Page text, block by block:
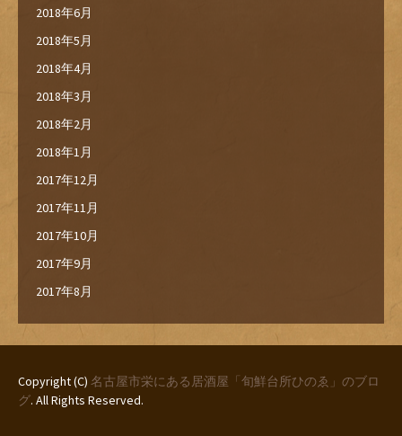
2018年6月
2018年5月
2018年4月
2018年3月
2018年2月
2018年1月
2017年12月
2017年11月
2017年10月
2017年9月
2017年8月
Copyright (C) 名古屋市栄にある居酒屋「旬鮮台所ひのゑ」のブロ
グ. All Rights Reserved.